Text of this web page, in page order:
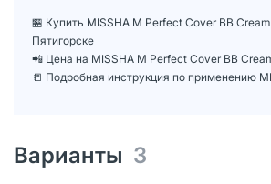
🏪 Купить MISSHA М Perfect Cover BB
Пятигорске
📲 Цена на MISSHA М Perfect Cover BB
📒 Подробная инструкция по применению
Варианты 3